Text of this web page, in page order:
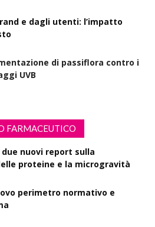
e dagli utenti: l’impatto
di passiflora contro i
UVB
FARMACEUTICO
due nuovi report sulla
proteine e la microgravità
perimetro normativo e